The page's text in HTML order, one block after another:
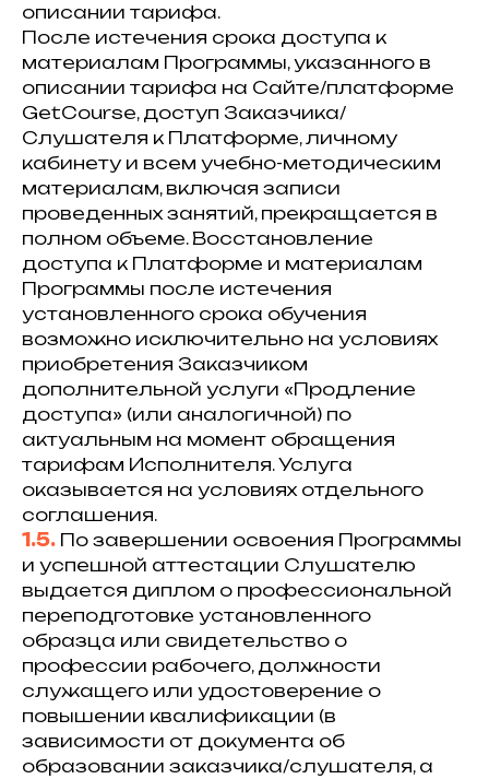
описании тарифа.
После истечения срока доступа к
материалам Программы, указанного в
описании тарифа на Сайте/платформе
GetCourse, доступ Заказчика/
Слушателя к Платформе, личному
кабинету и всем учебно-методическим
материалам, включая записи
проведенных занятий, прекращается в
полном объеме. Восстановление
доступа к Платформе и материалам
Программы после истечения
установленного срока обучения
возможно исключительно на условиях
приобретения Заказчиком
дополнительной услуги «Продление
доступа» (или аналогичной) по
актуальным на момент обращения
тарифам Исполнителя. Услуга
оказывается на условиях отдельного
соглашения.
1.5. По завершении освоения Программы
и успешной аттестации Слушателю
выдается диплом о профессиональной
переподготовке установленного
образца или свидетельство о
профессии рабочего, должности
служащего или удостоверение о
повышении квалификации (в
зависимости от документа об
образовании заказчика/слушателя, а